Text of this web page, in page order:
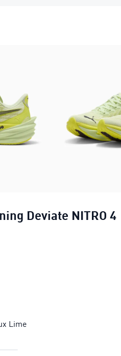
Deviate NITRO 4
de running Deviate
Lime